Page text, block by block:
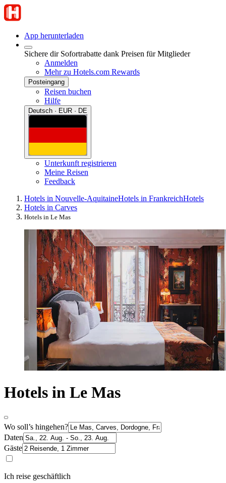
App herunterladen
Sichere dir Sofortrabatte dank Preisen für Mitglieder
Anmelden
Mehr zu Hotels.com Rewards
Posteingang
Reisen buchen
Hilfe
Deutsch · EUR · DE
Unterkunft registrieren
Meine Reisen
Feedback
Hotels in Nouvelle-AquitaineHotels in FrankreichHotels
Hotels in Carves
Hotels in Le Mas
Hotels in Le Mas
Wo soll’s hingehen?
Daten
Gäste
Ich reise geschäftlich